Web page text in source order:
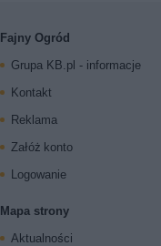
Fajny Ogród
Grupa KB.pl - informacje
Kontakt
Reklama
Załóż konto
Logowanie
Mapa strony
Aktualności